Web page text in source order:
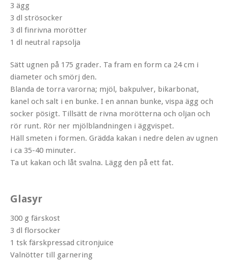
3 ägg
3 dl strösocker
3 dl finrivna morötter
1 dl neutral rapsolja
Sätt ugnen på 175 grader. Ta fram en form ca 24 cm i
diameter och smörj den.
Blanda de torra varorna; mjöl, bakpulver, bikarbonat,
kanel och salt i en bunke. I en annan bunke, vispa ägg och
socker pösigt. Tillsätt de rivna morötterna och oljan och
rör runt. Rör ner mjölblandningen i äggvispet.
Häll smeten i formen. Grädda kakan i nedre delen av ugnen
i ca 35-40 minuter.
Ta ut kakan och låt svalna. Lägg den på ett fat.
Glasyr
300 g färskost
3 dl florsocker
1 tsk färskpressad citronjuice
Valnötter till garnering